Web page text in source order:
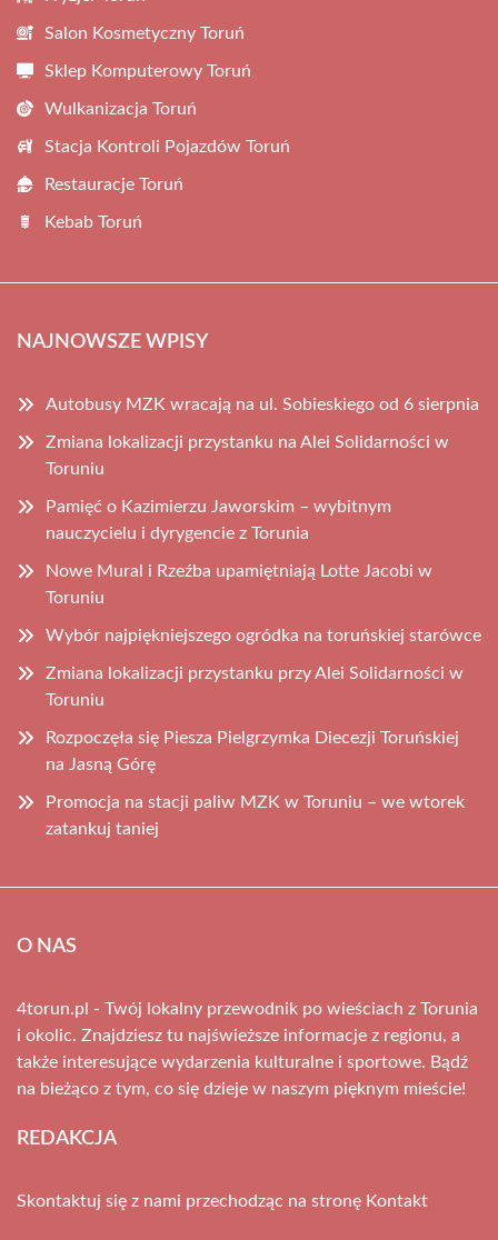
Salon Kosmetyczny Toruń
Sklep Komputerowy Toruń
Wulkanizacja Toruń
Stacja Kontroli Pojazdów Toruń
Restauracje Toruń
Kebab Toruń
NAJNOWSZE WPISY
Autobusy MZK wracają na ul. Sobieskiego od 6 sierpnia
Zmiana lokalizacji przystanku na Alei Solidarności w
Toruniu
Pamięć o Kazimierzu Jaworskim – wybitnym
nauczycielu i dyrygencie z Torunia
Nowe Mural i Rzeźba upamiętniają Lotte Jacobi w
Toruniu
Wybór najpiękniejszego ogródka na toruńskiej starówce
Zmiana lokalizacji przystanku przy Alei Solidarności w
Toruniu
Rozpoczęła się Piesza Pielgrzymka Diecezji Toruńskiej
na Jasną Górę
Promocja na stacji paliw MZK w Toruniu – we wtorek
zatankuj taniej
O NAS
4torun.pl - Twój lokalny przewodnik po wieściach z Torunia
i okolic. Znajdziesz tu najświeższe informacje z regionu, a
także interesujące wydarzenia kulturalne i sportowe. Bądź
na bieżąco z tym, co się dzieje w naszym pięknym mieście!
REDAKCJA
Skontaktuj się z nami przechodząc na stronę Kontakt